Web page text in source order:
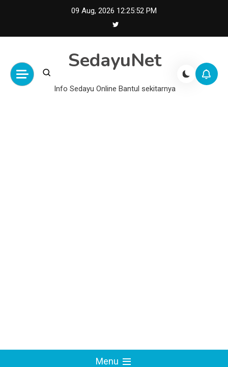
09 Aug, 2026 12:25:53 PM
SedayuNet
Info Sedayu Online Bantul sekitarnya
Menu